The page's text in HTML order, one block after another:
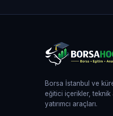
Borsa İstanbul ve
eğitici içerikler,
yatırımcı araçları.